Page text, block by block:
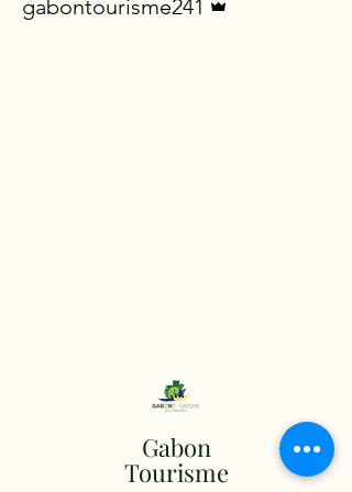
gabontourisme241
Gabon
Tourisme